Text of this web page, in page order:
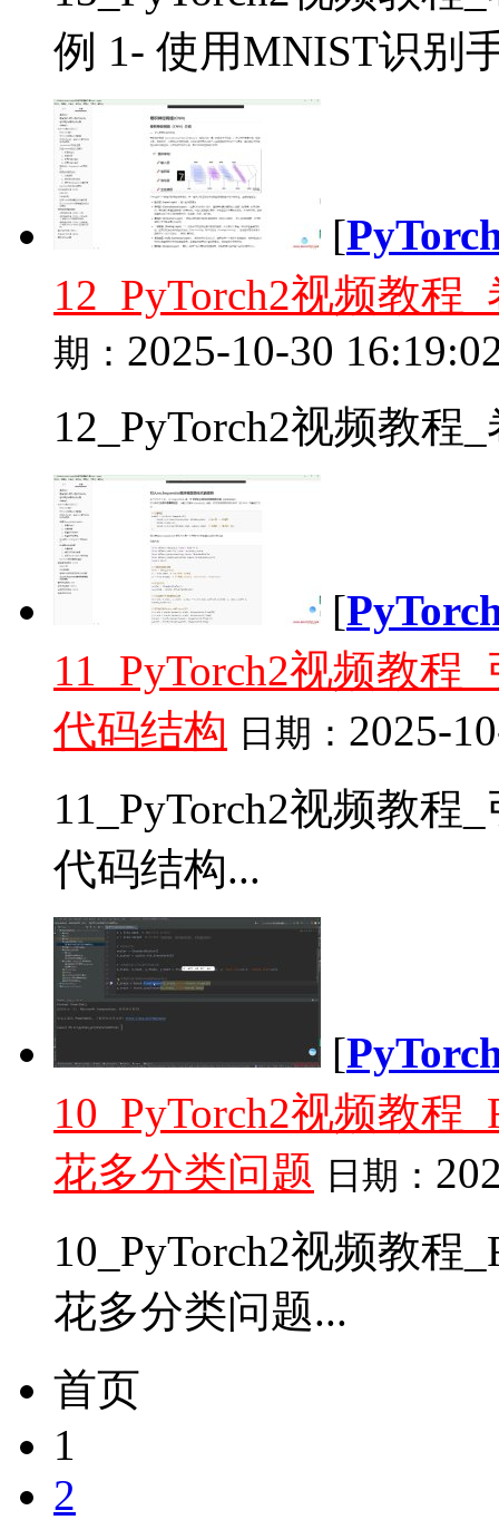
例 1- 使用MNIST识别
[
12_PyTorch2视频教程
期： 2025-10-30
12_PyTorch2视频教程
[
11_PyTorch2视频教程
代码结构 日期： 2025-
11_PyTorch2视频教程
代码结构...
[
10_PyTorch2视频教程
花多分类问题 日期：
10_PyTorch2视频教程
花多分类问题...
首页
1
2